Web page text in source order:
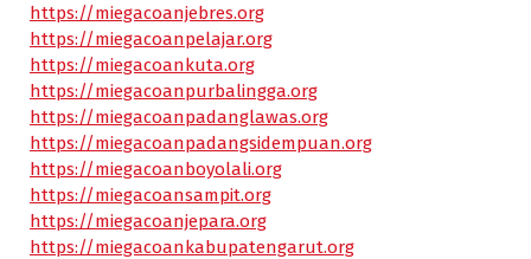
https://miegacoanjebres.org
https://miegacoanpelajar.org
https://miegacoankuta.org
https://miegacoanpurbalingga.org
https://miegacoanpadanglawas.org
https://miegacoanpadangsidempuan.org
https://miegacoanboyolali.org
https://miegacoansampit.org
https://miegacoanjepara.org
https://miegacoankabupatengarut.org